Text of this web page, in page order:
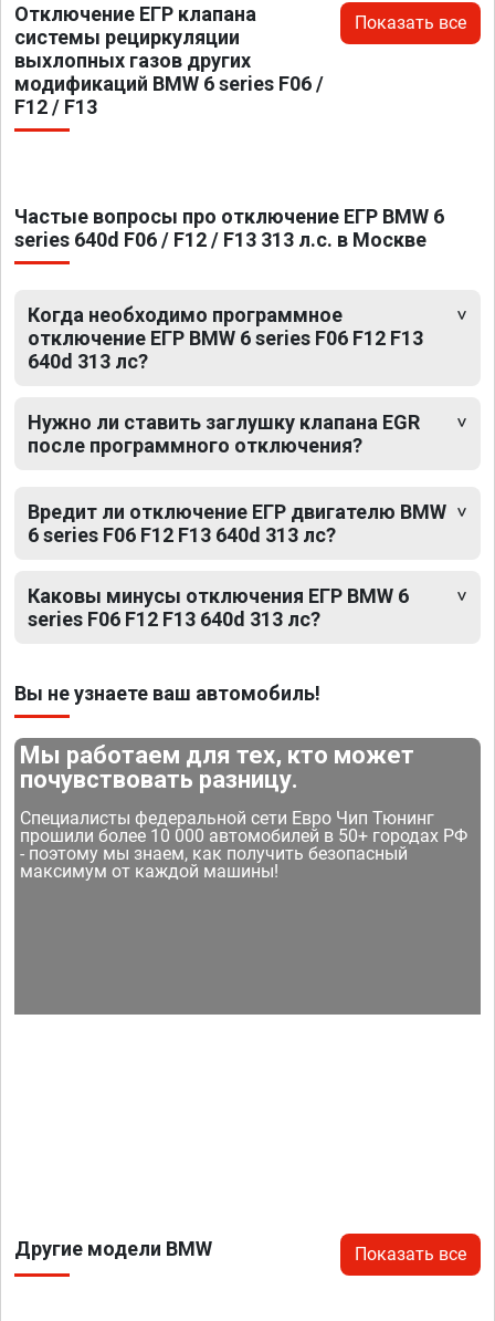
Отключение ЕГР клапана
системы рециркуляции
выхлопных газов других
модификаций BMW 6 series F06 /
F12 / F13
Показать все
Частые вопросы про отключение ЕГР BMW 6
series 640d F06 / F12 / F13 313 л.с. в Москве
Когда необходимо программное
отключение ЕГР BMW 6 series F06 F12 F13
640d 313 лс?
Нужно ли ставить заглушку клапана EGR
после программного отключения?
Вредит ли отключение ЕГР двигателю BMW
6 series F06 F12 F13 640d 313 лс?
Каковы минусы отключения ЕГР BMW 6
series F06 F12 F13 640d 313 лс?
Вы не узнаете ваш автомобиль!
Мы работаем для тех, кто может
почувствовать разницу.
Специалисты федеральной сети Евро Чип Тюнинг
прошили более 10 000 автомобилей в 50+ городах РФ
- поэтому мы знаем, как получить безопасный
максимум от каждой машины!
Другие модели BMW Показать все